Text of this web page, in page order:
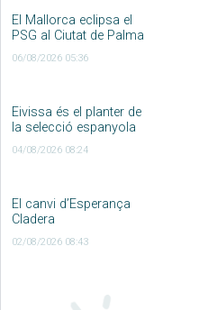
El Mallorca eclipsa el
PSG al Ciutat de Palma
06/08/2026 05:36
Eivissa és el planter de
la selecció espanyola
04/08/2026 08:24
El canvi d’Esperança
Cladera
02/08/2026 08:43